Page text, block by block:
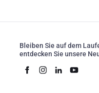
Bleiben Sie auf dem
entdecken Sie unsere